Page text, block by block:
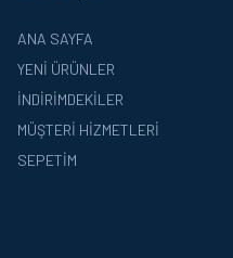
ANA SAYFA
YENI ÜRÜNLER
İNDIRIMDEKILER
MÜŞTERI HIZMETLERI
SEPETIM